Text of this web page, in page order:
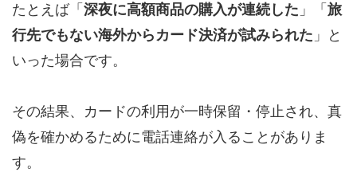
たとえば「 深夜に高額商品の購入が連続した 」「 旅
行先でもない海外からカード決済が試みられた 」と
いった場合です。
その結果、カードの利用が一時保留・停止され、真
偽を確かめるために電話連絡が入ることがありま
す。